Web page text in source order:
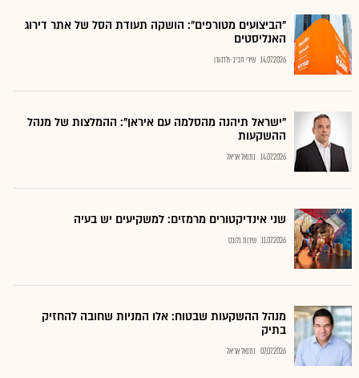
"הביצועים מטורפים": הושקה תעודת הסל של אתר דירוג
האנליסטים
14.07.2026 שירי חביב-ולדהורן
"ישראל תיהנה מהסלמה עם איראן": ההמלצות של מנהל
ההשקעות
14.07.2026 נתנאל אריאל
שני אינדיקטורים מרמזים: למשקיעים יש בעיה
11.07.2026 שירות גלובס
מנהל ההשקעות שבטוח: אלו המניות שחובה להחזיק
בתיק
07.07.2026 נתנאל אריאל